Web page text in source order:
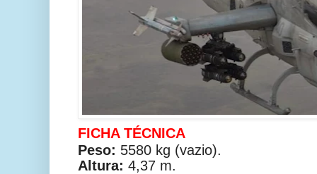
FICHA TÉCNICA
Peso: 5580 kg (vazio).
Altura: 4,37 m.